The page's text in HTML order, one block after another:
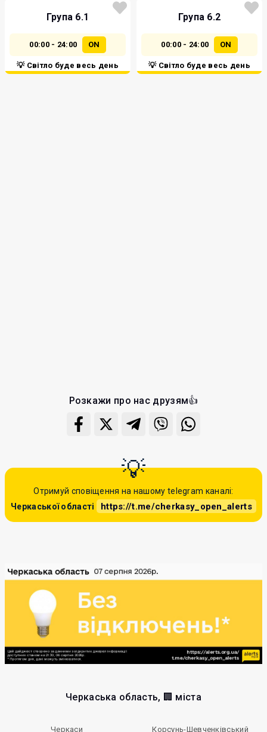
Група 6.1
00:00 - 24:00 ON
💡 Світло буде весь день
Група 6.2
00:00 - 24:00 ON
💡 Світло буде весь день
Розкажи про нас друзям👍
Отримуй сповіщення на нашому telegram каналі:
Черкаської області
https://t.me/cherkasy_open_alerts
Черкаська область, 🏢 міста
Черкаси Корсунь-Шевченківський